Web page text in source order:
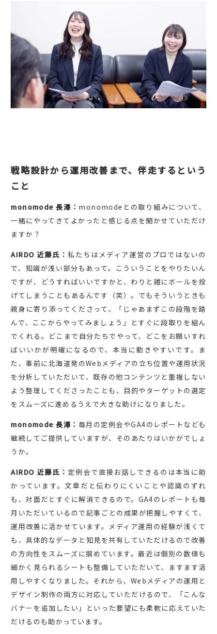
戦略設計から運用改善まで、伴走するという
こと
monomode 長澤： monomodeとの取り組みについて、
一緒にやってきてよかったと感じる点を聞かせていただけ
ますか？
AIRDO 近藤氏：私たちはメディア運営のプロではないの
で、知識が浅い部分もあって。こういうことをやりたいん
ですが、どうすればいいですかと、わりと雑にボールを投
げてしまうこともあるんです（笑）。でもそういうときも
親身に寄り添ってくださって、「じゃあまずこの段階を踏
んで、ここからやってみましょう」とすぐに段取りを組ん
でくれる。どこまで自分たちでやって、どこをお願いすれ
ばいいかが明確になるので、本当に動きやすいです。ま
た、事前に北海道発のWebメディアの立ち位置や運用状況
を分析していただいて、既存の他コンテンツと重複しない
よう整理してくださったことも、目的やターゲットの選定
をスムーズに進めるうえで大きな助けになりました。
monomode 長澤： 毎月の定例会やGA4のレポートなども
継続してご提供していますが、そのあたりはいかがでしょ
うか。
AIRDO 近藤氏： 定例会で直接お話しできるのは本当に助
かっています。文章だと伝わりにくいことや認識のずれ
も、対面だとすぐに解消できるので。GA4のレポートも毎
月いただいているので記事ごとの成果が把握しやすくて、
運用改善に活かせています。メディア運用の経験が浅くて
も、具体的なデータと知見を共有していただけるので改善
の方向性をスムーズに掴めています。最近は個別の数値も
細かく見られるシートも整備していただいて、ますます活
用しやすくなりました。それから、Webメディアの運用と
デザイン制作の両方に対応していただけるので、「こんな
バナーを追加したい」といった要望にも柔軟に応えていた
だけるのも助かっています。